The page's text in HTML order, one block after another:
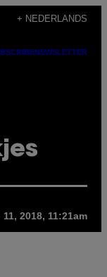
+ NEDERLANDS
NEWSLETTER
2018, 11:21am